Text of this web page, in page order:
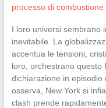
processo di
I loro universi sembrano
inevitabile. La
accentua le tensioni,
loro, orchestrano questo
dichiarazione in
osserva, New York si
clash prende